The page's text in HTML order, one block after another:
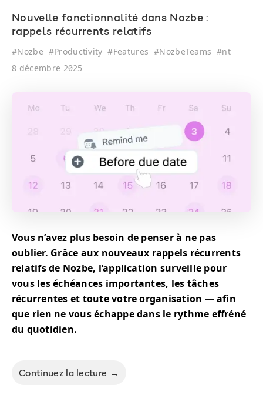
Nouvelle fonctionnalité dans Nozbe :
rappels récurrents relatifs
#Nozbe #Productivity #Features #NozbeTeams #nt
8 décembre 2025
Vous n’avez plus besoin de penser à ne pas
oublier. Grâce aux nouveaux rappels récurrents
relatifs de Nozbe, l’application surveille pour
vous les échéances importantes, les tâches
récurrentes et toute votre organisation — afin
que rien ne vous échappe dans le rythme effréné
du quotidien.
Continuez la lecture →